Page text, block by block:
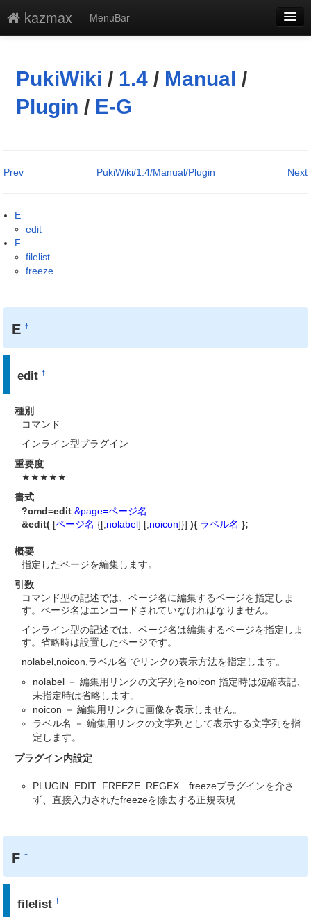
kazmax
MenuBar
添付
凍結解除
PukiWiki / 1.4 / Manual /
Plugin / E-G
Prev Next
PukiWiki/1.4/Manual/Plugin
E
edit
F
filelist
freeze
E†
edit†
種別
コマンド
インライン型プラグイン
重要度
★★★★★
書式
?cmd=edit &page=ページ名
&edit( [ページ名 {[, nolabel] [, noicon]}] ){ ラベル名 };
概要
指定したページを編集します。
引数
コマンド型の記述では、ページ名に編集するページを指定しま
す。ページ名はエンコードされていなければなりません。
インライン型の記述では、ページ名は編集するページを指定しま
す。省略時は設置したページです。
nolabel,noicon,ラベル名 でリンクの表示方法を指定します。
nolabel － 編集用リンクの文字列をnoicon 指定時は短縮表記、
未指定時は省略します。
noicon － 編集用リンクに画像を表示しません。
ラベル名 － 編集用リンクの文字列として表示する文字列を指
定します。
プラグイン内設定
PLUGIN_EDIT_FREEZE_REGEX freezeプラグインを介さ
ず、直接入力されたfreezeを除去する正規表現
F†
filelist†